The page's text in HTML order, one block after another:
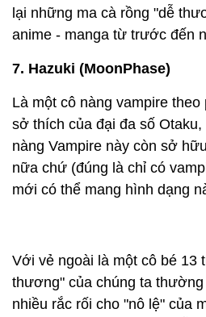
lại những ma cà rồng "dễ
anime - manga từ trước đến
7. Hazuki (MoonPhase)
Là một cô nàng vampire
sở thích của đại đa số
nàng Vampire này còn sở
nữa chứ (đúng là chỉ có
mới có thể mang hình dạng
Với vẻ ngoài là một cô bé 13
thương" của chúng ta
nhiều rắc rối cho "nô lệ" của